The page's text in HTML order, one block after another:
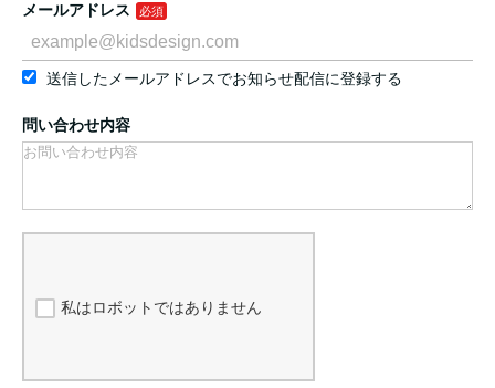
メールアドレス
送信したメールアドレスでお知らせ配信に登録する
問い合わせ内容
私はロボットではありません